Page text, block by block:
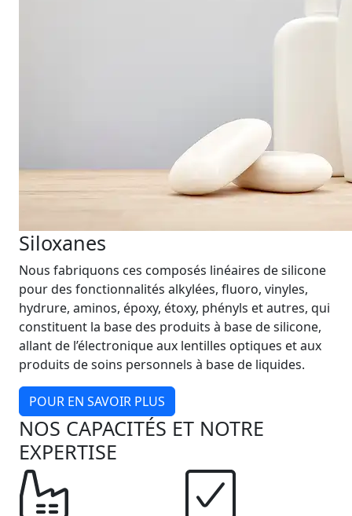
Siloxanes
Nous fabriquons ces composés linéaires de silicone
pour des fonctionnalités alkylées, fluoro, vinyles,
hydrure, aminos, époxy, étoxy, phényls et autres, qui
constituent la base des produits à base de silicone,
allant de l’électronique aux lentilles optiques et aux
produits de soins personnels à base de liquides.
POUR EN SAVOIR PLUS
NOS CAPACITÉS ET NOTRE
EXPERTISE